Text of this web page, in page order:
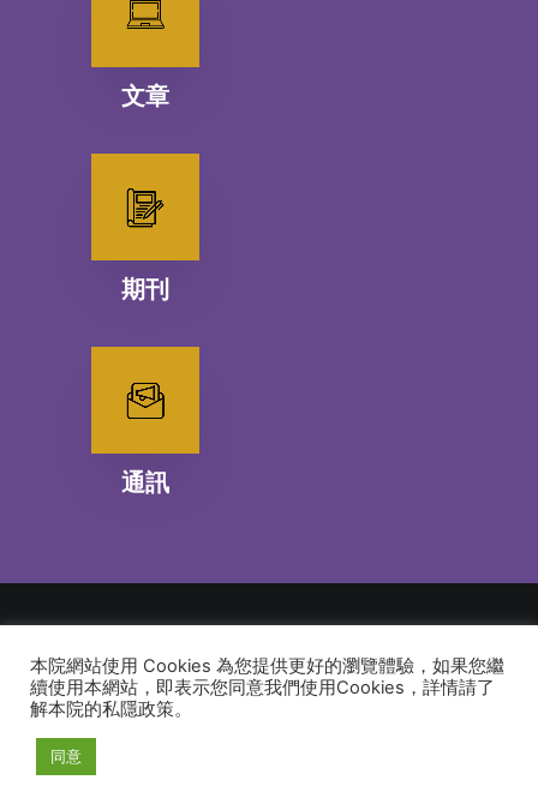
文章
期刊
通訊
© 2026 建道神學院Alliance Bible Seminary. All rights reserved
本院網站使用 Cookies 為您提供更好的瀏覽體驗，如果您繼
續使用本網站，即表示您同意我們使用Cookies，詳情請了
解本院的私隱政策。
同意